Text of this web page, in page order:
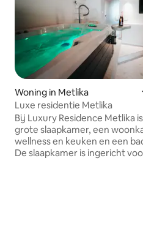
Woning in Metlika
Luxe residentie Metlika
Bij Luxury Residence Metlika
grote slaapkamer, een
wellness en keuken en een
De slaapkamer is ingericht